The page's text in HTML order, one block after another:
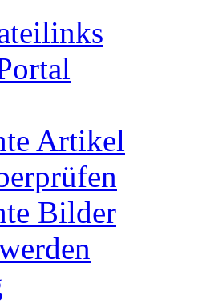
Artikel
Bilder